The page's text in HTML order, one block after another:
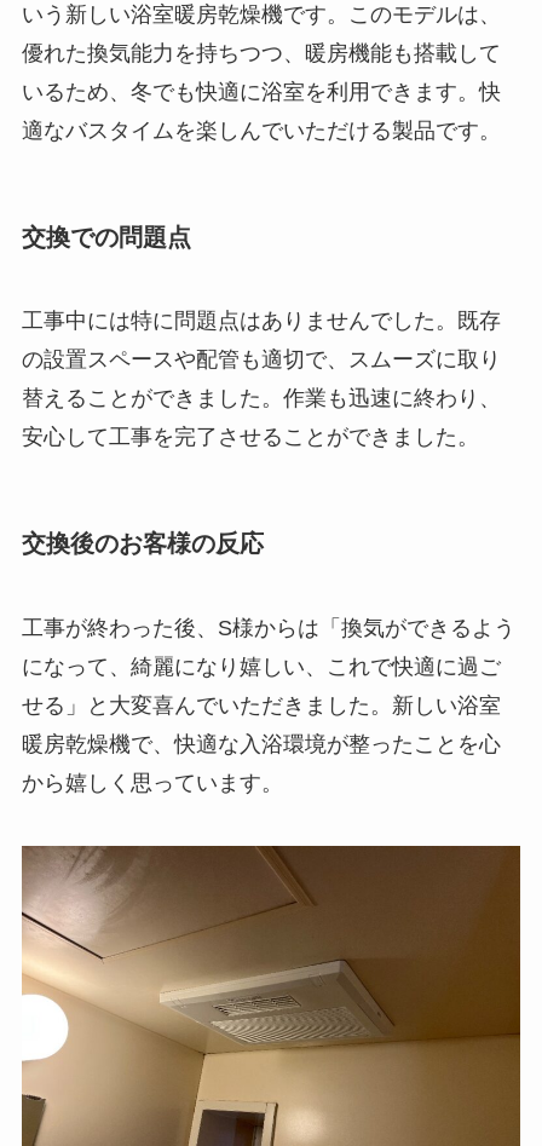
いう新しい浴室暖房乾燥機です。このモデルは、
優れた換気能力を持ちつつ、暖房機能も搭載して
いるため、冬でも快適に浴室を利用できます。快
適なバスタイムを楽しんでいただける製品です。
交換での問題点
工事中には特に問題点はありませんでした。既存
の設置スペースや配管も適切で、スムーズに取り
替えることができました。作業も迅速に終わり、
安心して工事を完了させることができました。
交換後のお客様の反応
工事が終わった後、S様からは「換気ができるよう
になって、綺麗になり嬉しい、これで快適に過ご
せる」と大変喜んでいただきました。新しい浴室
暖房乾燥機で、快適な入浴環境が整ったことを心
から嬉しく思っています。